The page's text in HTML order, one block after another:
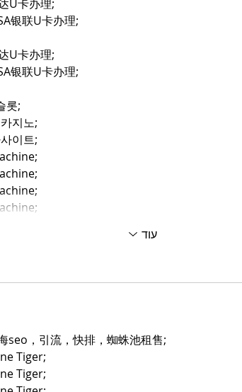
U卡办理;
银联U卡办理;
U卡办理;
银联U卡办理;
롯;
지노;
이트;
עוד
seo，引流，快排，蜘蛛池租售;
Tiger;
Tiger;